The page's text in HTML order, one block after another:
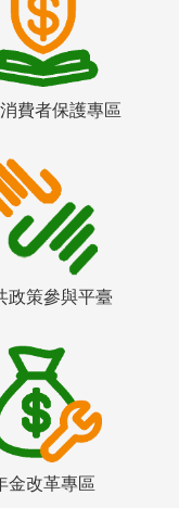
費者保護專區
政策參與平臺
金改革專區